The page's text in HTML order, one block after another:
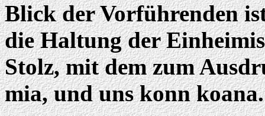
Blick der Vorführenden
die Haltung der
Stolz, mit dem zum
mia, und uns konn